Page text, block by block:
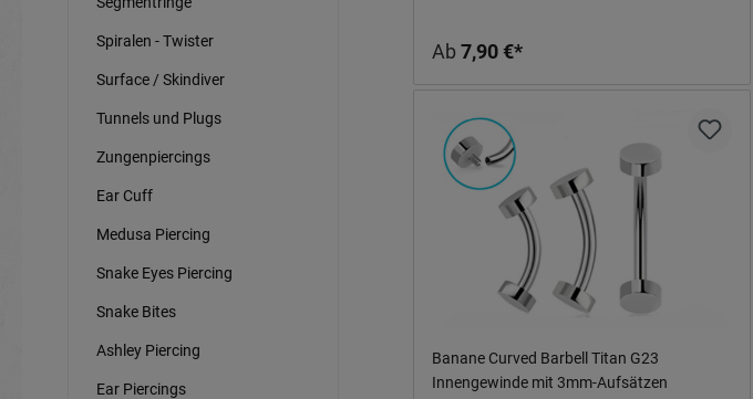
Spiralen - Twister
Surface / Skindiver
Tunnels und Plugs
Zungenpiercings
Ear Cuff
Medusa Piercing
Snake Eyes Piercing
Snake Bites
Ashley Piercing
Ear Piercings
Ab7,90 €*
Banane Curved Barbell Titan G23
Innengewinde mit 3mm-Aufsätzen